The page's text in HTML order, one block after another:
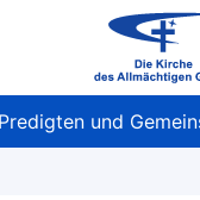
Predigten und